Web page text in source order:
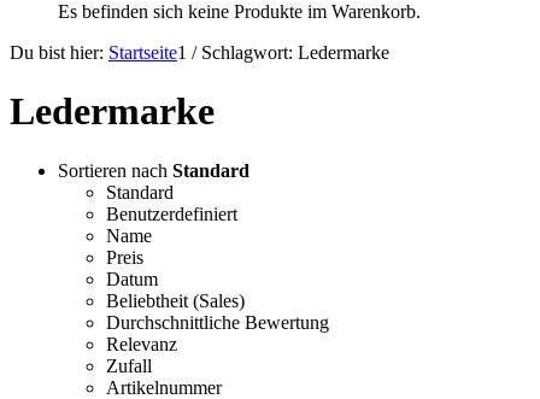
Es befinden sich keine Produkte im Warenkorb.
Du bist hier: Startseite1 / Schlagwort: Ledermarke
Ledermarke
Sortieren nach Standard
Standard
Benutzerdefiniert
Name
Preis
Datum
Beliebtheit (Sales)
Durchschnittliche Bewertung
Relevanz
Zufall
Artikelnummer